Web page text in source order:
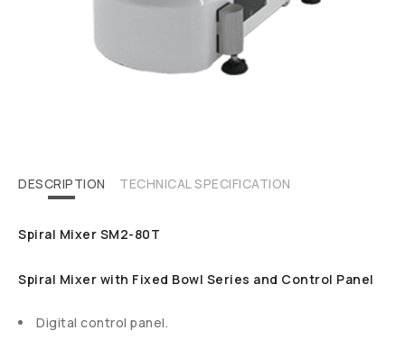
DESCRIPTION TECHNICAL SPECIFICATION
Spiral Mixer SM2-80T
Spiral Mixer with Fixed Bowl Series and Control Panel
Digital control panel.